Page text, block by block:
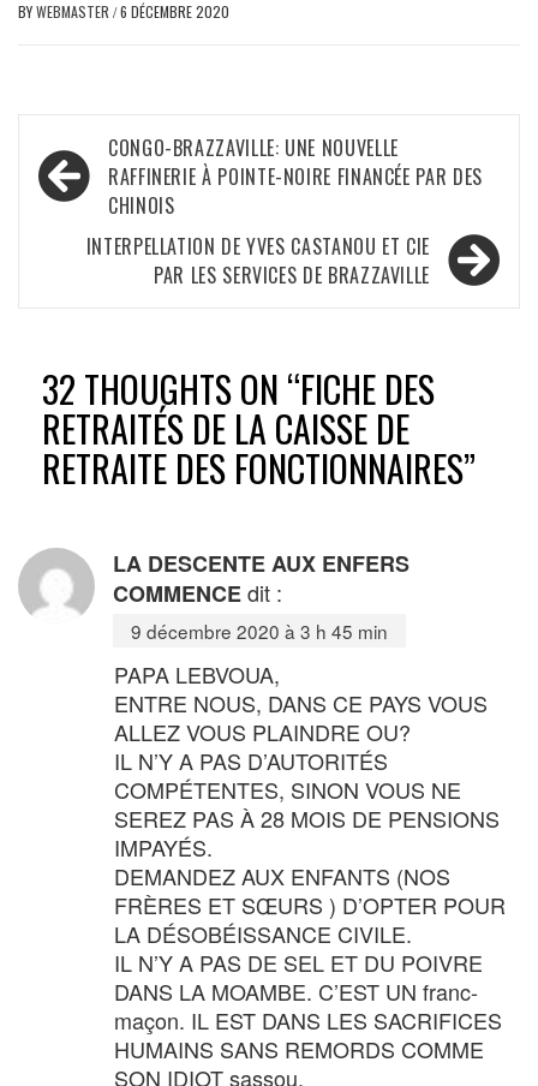
BYWEBMASTER /6 DÉCEMBRE 2020
Navigation
de
l’article
CONGO-BRAZZAVILLE: UNE NOUVELLE
RAFFINERIE À POINTE-NOIRE FINANCÉE PAR DES
CHINOIS
INTERPELLATION DE YVES CASTANOU ET CIE
PAR LES SERVICES DE BRAZZAVILLE
32 THOUGHTS ON “FICHE DES
RETRAITÉS DE LA CAISSE DE
RETRAITE DES FONCTIONNAIRES”
LA DESCENTE AUX ENFERS
COMMENCEdit :
9 décembre 2020 à 3 h 45 min
PAPA LEBVOUA,
ENTRE NOUS, DANS CE PAYS VOUS
ALLEZ VOUS PLAINDRE OU?
IL N’Y A PAS D’AUTORITÉS
COMPÉTENTES, SINON VOUS NE
SEREZ PAS À 28 MOIS DE PENSIONS
IMPAYÉS.
DEMANDEZ AUX ENFANTS (NOS
FRÈRES ET SŒURS ) D’OPTER POUR
LA DÉSOBÉISSANCE CIVILE.
IL N’Y A PAS DE SEL ET DU POIVRE
DANS LA MOAMBE. C’EST UN franc-
maçon. IL EST DANS LES SACRIFICES
HUMAINS SANS REMORDS COMME
SON IDIOT sassou.